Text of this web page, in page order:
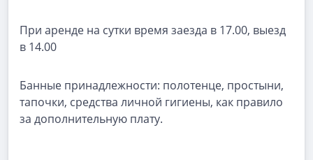
При аренде на сутки время заезда в 17.00, выезд
в 14.00
Банные принадлежности: полотенце, простыни,
тапочки, средства личной гигиены, как правило
за дополнительную плату.